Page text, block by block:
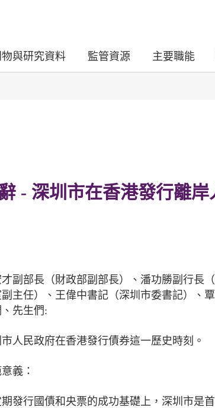
與研究資料 監管資源 主要職能
- 深圳市在香港發行離
副部長（財政部副部長）、潘功勝副行長
主任）、王偉中書記（深圳市委書記）、
先生們:
人民政府在香港發行債券這一歷史時刻。
義：
發行國債和央票的成功基礎上，深圳市是